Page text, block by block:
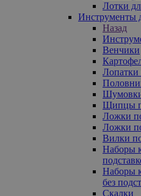
Лотки
Инструменты
Назад
Венчики
Лопатки
Щипцы
Ложки
Ложки
Вилки
Наборы
Наборы
без
Скалки